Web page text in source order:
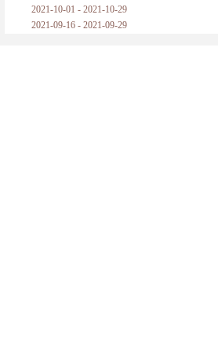
2021-10-01 - 2021-10-29
2021-09-16 - 2021-09-29